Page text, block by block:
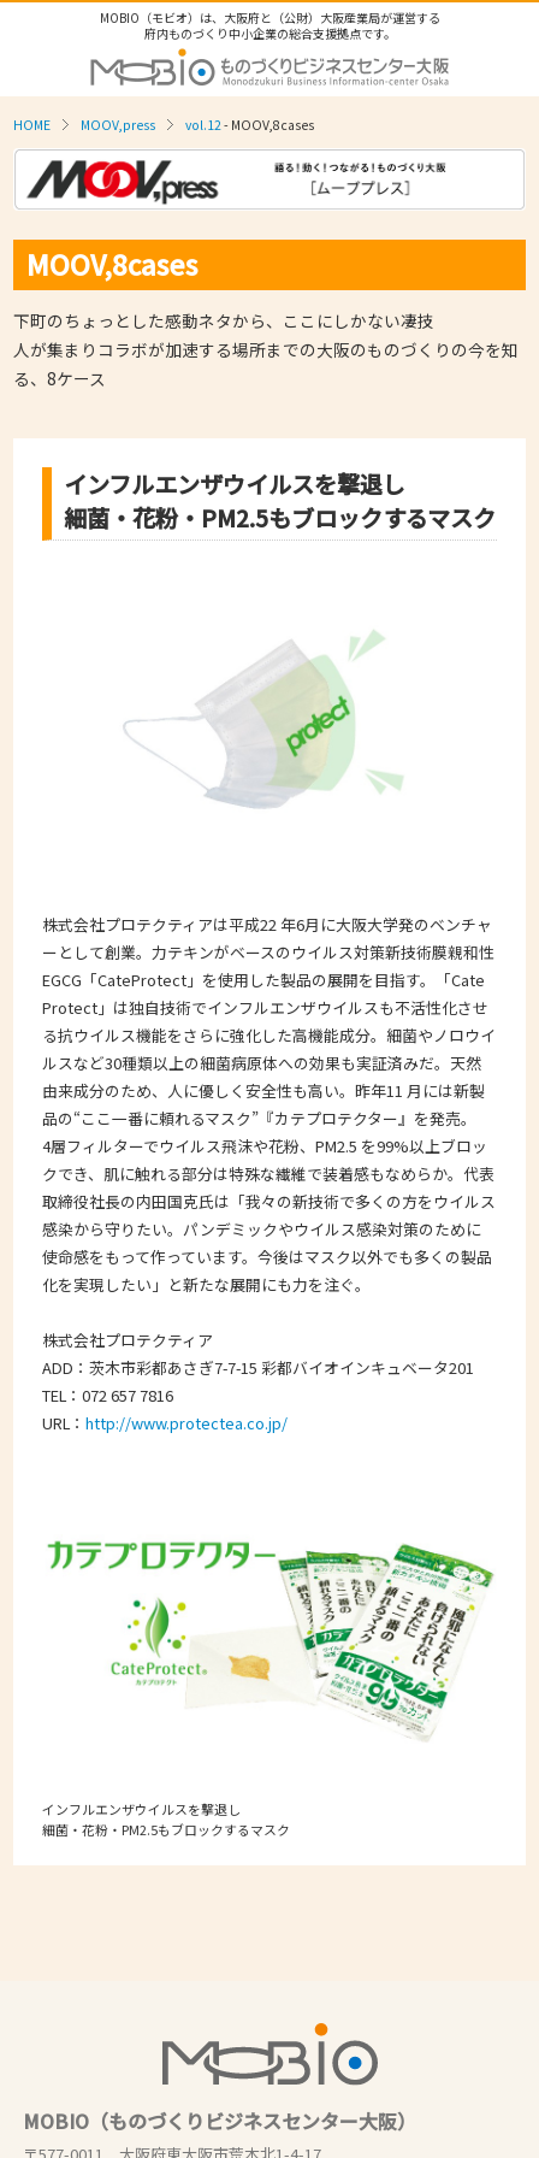
MOBIO（モビオ）は、大阪府と（公財）大阪産業局が運営する
府内ものづくり中小企業の総合支援拠点です。
HOME MOOV,press vol.12- MOOV,8cases
MOOV,8cases
下町のちょっとした感動ネタから、ここにしかない凄技
人が集まりコラボが加速する場所までの大阪のものづくりの今を知
る、8ケース
インフルエンザウイルスを撃退し
細菌・花粉・PM2.5もブロックするマスク
株式会社プロテクティアは平成22 年6月に大阪大学発のベンチャ
ーとして創業。力テキンがベースのウイルス対策新技術膜親和性
EGCG「CateProtect」を使用した製品の展開を目指す。「Cate
Protect」は独自技術でインフルエンザウイルスも不活性化させ
る抗ウイルス機能をさらに強化した高機能成分。細菌やノロウイ
ルスなど30種類以上の細菌病原体への効果も実証済みだ。天然
由来成分のため、人に優しく安全性も高い。昨年11 月には新製
品の“ここ一番に頼れるマスク”『カテプロテクター』を発売。
4層フィルターでウイルス飛沫や花粉、PM2.5 を99%以上ブロッ
クでき、肌に触れる部分は特殊な繊維で装着感もなめらか。代表
取締役社長の内田国克氏は「我々の新技術で多くの方をウイルス
感染から守りたい。パンデミックやウイルス感染対策のために
使命感をもって作っています。今後はマスク以外でも多くの製品
化を実現したい」と新たな展開にも力を注ぐ。
株式会社プロテクティア
ADD：茨木市彩都あさぎ7-7-15 彩都バイオインキュベータ201
TEL：072 657 7816
URL：http://www.protectea.co.jp/
インフルエンザウイルスを撃退し
細菌・花粉・PM2.5もブロックするマスク
MOBIO（ものづくりビジネスセンター大阪）